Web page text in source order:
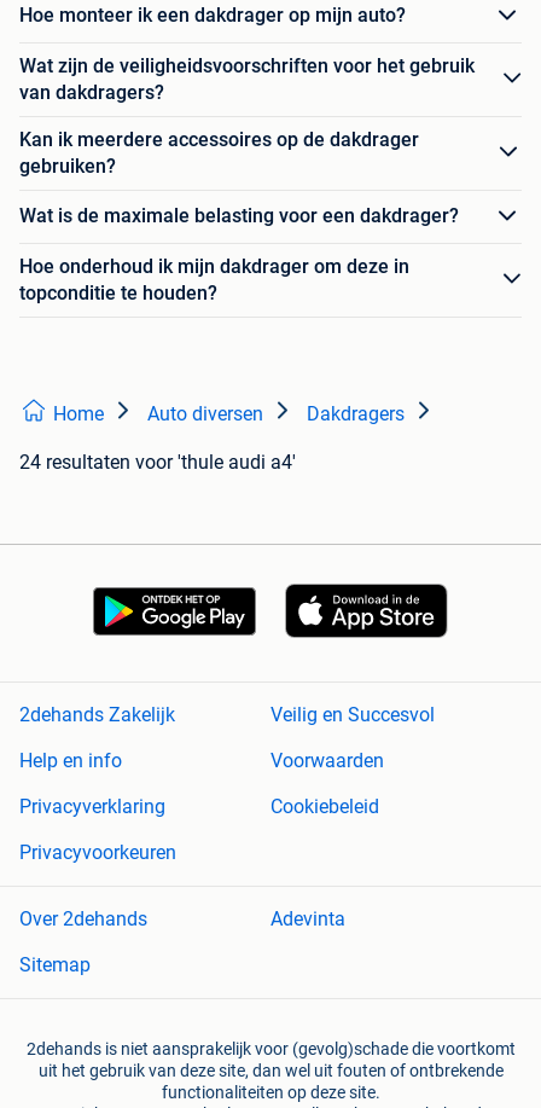
Hoe monteer ik een dakdrager op mijn auto?
Wat zijn de veiligheidsvoorschriften voor het gebruik
van dakdragers?
Kan ik meerdere accessoires op de dakdrager
gebruiken?
Wat is de maximale belasting voor een dakdrager?
Hoe onderhoud ik mijn dakdrager om deze in
topconditie te houden?
Home Auto diversen Dakdragers
24 resultaten voor 'thule audi a4'
2dehands Zakelijk
Veilig en Succesvol
Help en info
Voorwaarden
Privacyverklaring
Cookiebeleid
Privacyvoorkeuren
Over 2dehands
Adevinta
Sitemap
2dehands is niet aansprakelijk voor (gevolg)schade die voortkomt
uit het gebruik van deze site, dan wel uit fouten of ontbrekende
functionaliteiten op deze site.